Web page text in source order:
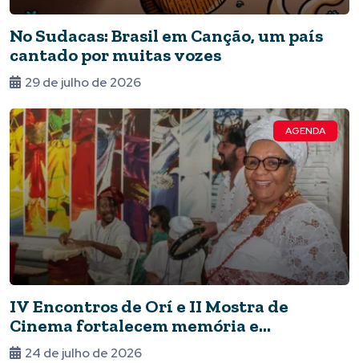
No Sudacas: Brasil em Canção, um país
cantado por muitas vozes
29 de julho de 2026
AGENDA
IV Encontros de Orí e II Mostra de
Cinema fortalecem memória e
ancestralidade
24 de julho de 2026